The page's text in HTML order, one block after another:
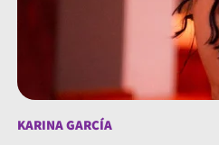
KARINA GARCÍA